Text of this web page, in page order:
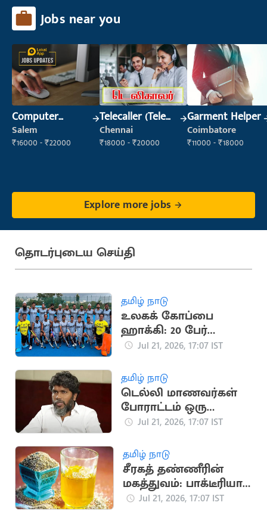
Jobs near you
Computer
Operator
Salem
₹16000 - ₹22000
Telecaller (Tele
Sales)
Chennai
₹18000 - ₹20000
Garment Helper
Coimbatore
₹11000 - ₹18000
Explore more jobs
தொடர்புடைய செய்தி
தமிழ் நாடு
உலகக் கோப்பை
ஹாக்கி: 20 பேர்
கொண்ட இந்திய
Jul 21, 2026, 17:07 IST
தமிழ் நாடு
டெல்லி மாணவர்கள்
போராட்டம் ஒரு
தலைமுறையின்
பா.ரஞ்சித்
Jul 21, 2026, 17:07 IST
தமிழ் நாடு
சீரகத் தண்ணீரின்
மகத்துவம்: பாக்டீரியா
தொற்று முதல் இதய
Jul 21, 2026, 17:07 IST